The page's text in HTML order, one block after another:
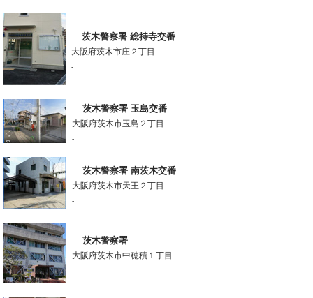
茨木警察署 総持寺交番
大阪府茨木市庄２丁目
-
茨木警察署 玉島交番
大阪府茨木市玉島２丁目
-
茨木警察署 南茨木交番
大阪府茨木市天王２丁目
-
茨木警察署
大阪府茨木市中穂積１丁目
-